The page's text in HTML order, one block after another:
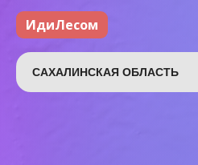
ИдиЛесом
САХАЛИНСКАЯ ОБЛАСТЬ